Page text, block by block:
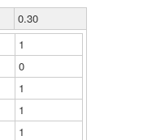
0.30
1
0
1
1
1